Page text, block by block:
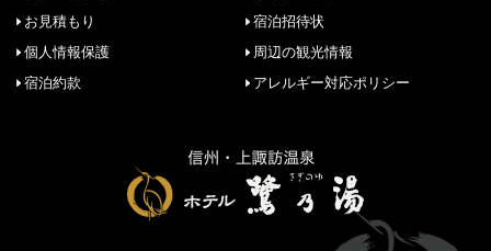
お見積もり
宿泊招待状
個人情報保護
周辺の観光情報
宿泊約款
アレルギー対応ポリシー